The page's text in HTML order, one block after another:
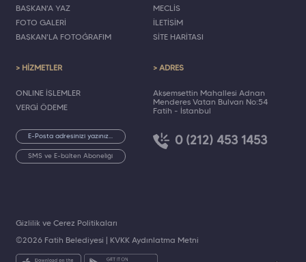
BAŞKAN'A YAZ
FOTO GALERİ
BAŞKAN'LA FOTOĞRAFIM
MECLİS
İLETİŞİM
SİTE HARİTASI
> HİZMETLER
ONLINE İŞLEMLER
VERGİ ÖDEME
SMS ve E-bülten Aboneliği
> ADRES
Akşemsettin Mahallesi Adnan
Menderes Vatan Bulvarı No:54
Fatih - İstanbul
0 (212) 453 1453
©2026 Fatih Belediyesi | KVKK Aydınlatma Metni
Gizlilik ve Çerez Politikaları